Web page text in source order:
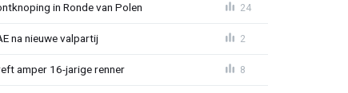
in Ronde van Polen 24
na nieuwe valpartij 2
amper 16-jarige renner 8